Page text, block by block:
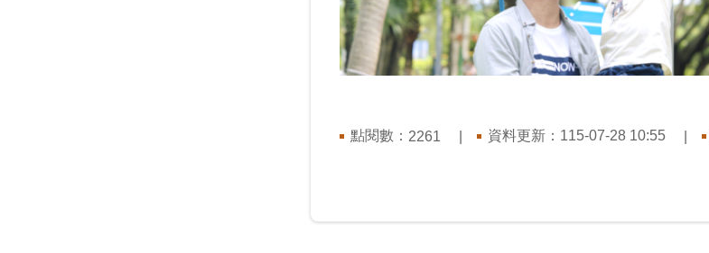
點閱數： 2261 資料更新： 115-07-28 10:55